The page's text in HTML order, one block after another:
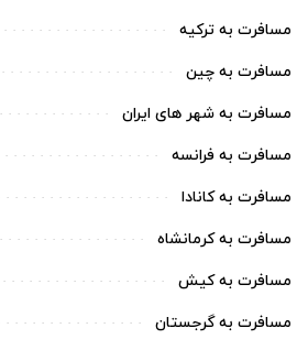
مسافرت به ترکیه
مسافرت به چین
مسافرت به شهر های ایران
مسافرت به فرانسه
مسافرت به کانادا
مسافرت به کرمانشاه
مسافرت به کیش
مسافرت به گرجستان